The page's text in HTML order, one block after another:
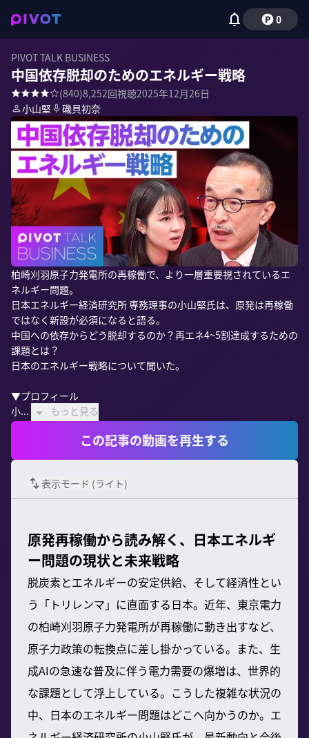
0
PIVOT TALK BUSINESS
中国依存脱却のためのエネルギー戦略
(840)8,252回視聴2025年12月26日
小山堅
磯貝初奈
柏崎刈羽原子力発電所の再稼働で、より一層重要視されているエ
ネルギー問題。
日本エネルギー経済研究所 専務理事の小山堅氏は、原発は再稼働
ではなく新設が必須になると語る。
中国への依存からどう脱却するのか？再エネ4~5割達成するための
課題とは？
日本のエネルギー戦略について聞いた。
▼プロフィール
小...
もっと見る
この記事の動画を再生する
表示モード (ライト)
原発再稼働から読み解く、日本エネルギ
ー問題の現状と未来戦略
脱炭素とエネルギーの安定供給、そして経済性とい
う「トリレンマ」に直面する日本。近年、東京電力
の柏崎刈羽原子力発電所が再稼働に動き出すなど、
原子力政策の転換点に差し掛かっている。また、生
成AIの急速な普及に伴う電力需要の爆増は、世界的
な課題として浮上している。こうした複雑な状況の
中、日本のエネルギー問題はどこへ向かうのか。エ